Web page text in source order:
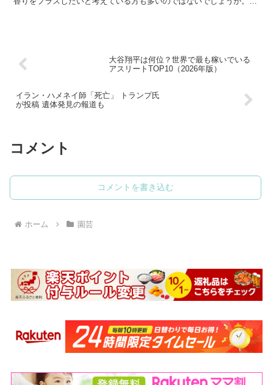
な庭木たち
大谷翔平は何位？世界で最も稼いでいる
アスリートTOP10（2026年版）
イラン・ハメネイ師「死亡」 トランプ氏
が投稿 遺体発見の報道も
コメント
コメントを書き込む
ホーム 園芸